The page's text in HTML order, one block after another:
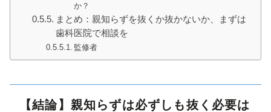
か？
まとめ：親知らずを抜くか抜かないか、まずは
歯科医院で相談を
監修者
【結論】親知らずは必ずしも抜く必要は